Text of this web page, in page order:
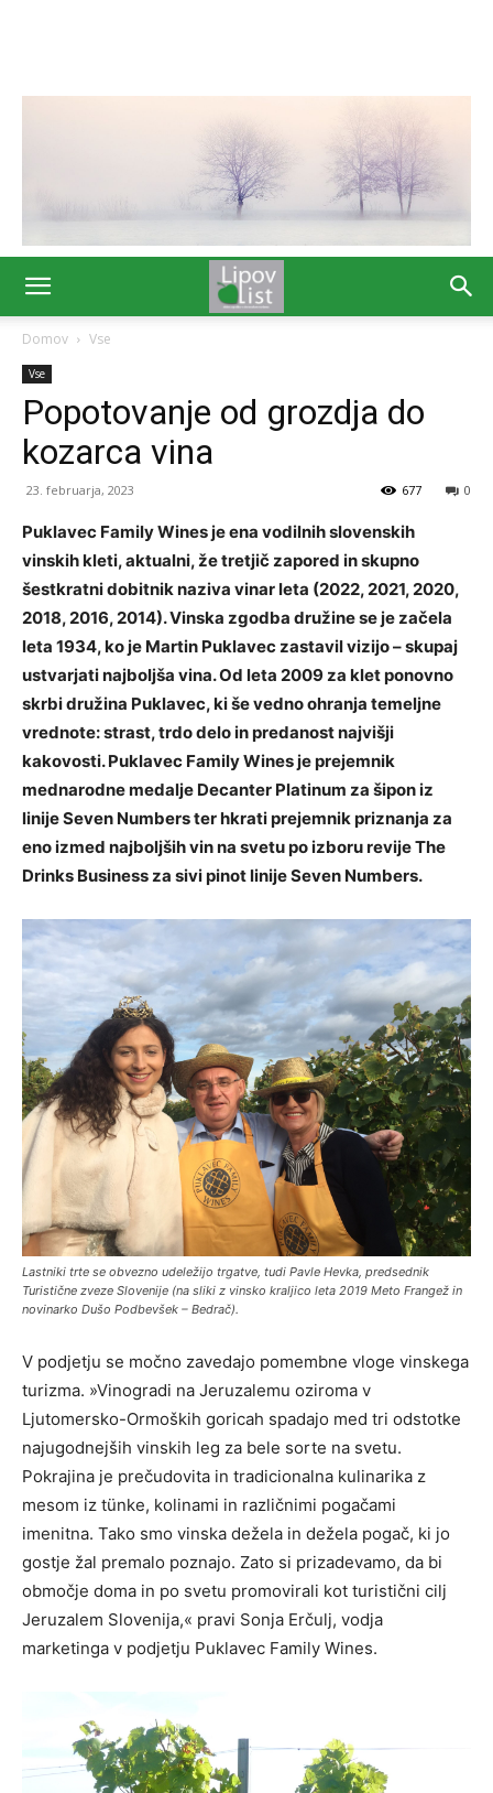
Domov Vse
Vse
Popotovanje od grozdja do
kozarca vina
23. februarja, 2023 0
677
Puklavec Family Wines je ena vodilnih slovenskih
vinskih kleti, aktualni, že tretjič zapored in skupno
šestkratni dobitnik naziva vinar leta (2022, 2021, 2020,
2018, 2016, 2014). Vinska zgodba družine se je začela
leta 1934, ko je Martin Puklavec zastavil vizijo – skupaj
ustvarjati najboljša vina. Od leta 2009 za klet ponovno
skrbi družina Puklavec, ki še vedno ohranja temeljne
vrednote: strast, trdo delo in predanost najvišji
kakovosti. Puklavec Family Wines je prejemnik
mednarodne medalje Decanter Platinum za šipon iz
linije Seven Numbers ter hkrati prejemnik priznanja za
eno izmed najboljših vin na svetu po izboru revije The
Drinks Business za sivi pinot linije Seven Numbers.
Lastniki trte se obvezno udeležijo trgatve, tudi Pavle Hevka, predsednik
Turistične zveze Slovenije (na sliki z vinsko kraljico leta 2019 Meto Frangež in
novinarko Dušo Podbevšek – Bedrač).
V podjetju se močno zavedajo pomembne vloge vinskega
turizma. »Vinogradi na Jeruzalemu oziroma v
Ljutomersko-Ormoških goricah spadajo med tri odstotke
najugodnejših vinskih leg za bele sorte na svetu.
Pokrajina je prečudovita in tradicionalna kulinarika z
mesom iz tünke, kolinami in različnimi pogačami
imenitna. Tako smo vinska dežela in dežela pogač, ki jo
gostje žal premalo poznajo. Zato si prizadevamo, da bi
območje doma in po svetu promovirali kot turistični cilj
Jeruzalem Slovenija,« pravi Sonja Erčulj, vodja
marketinga v podjetju Puklavec Family Wines.